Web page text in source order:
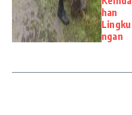
han
Lingku
ngan